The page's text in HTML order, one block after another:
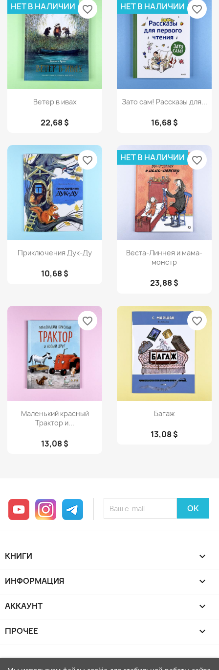
Просмотр
Ветер в ивах
22,68 $
НЕТ В НАЛИЧИИ favorite_border
Просмотр
Зато сам! Рассказы для...
16,68 $
НЕТ В НАЛИЧИИ favorite_border
Просмотр
Приключения Дук-Ду
10,68 $
favorite_border
Просмотр
Веста-Линнея и мама-
монстр
23,88 $
НЕТ В НАЛИЧИИ favorite_border
Просмотр
Маленький красный
Трактор и...
13,08 $
favorite_border
Просмотр
Багаж
13,08 $
favorite_border
YouTube InstagramTelegram
КНИГИ 
ИНФОРМАЦИЯ 
АККАУНТ 
ПРОЧЕЕ 